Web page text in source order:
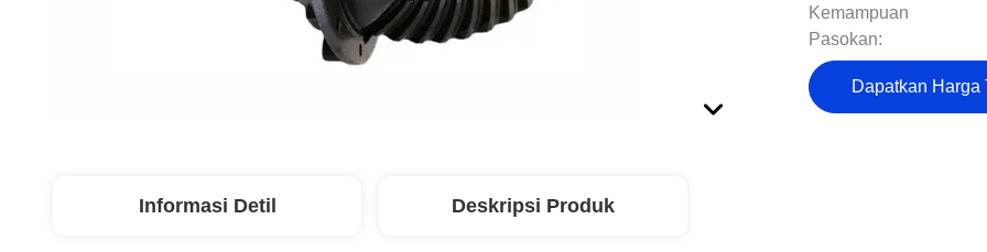
Kemampuan
Pasokan:
Dapatkan Harga
Informasi Detil Deskripsi Produk